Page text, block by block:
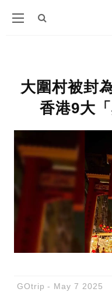
大圍村被封
香港9大
GOtrip May 7 2025